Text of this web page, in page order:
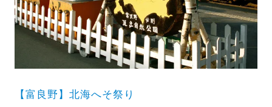
【富良野】北海へそ祭り